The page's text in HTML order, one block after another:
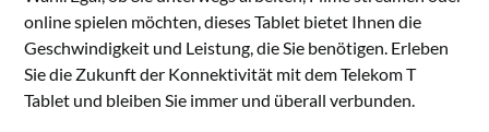
online spielen möchten, dieses Tablet bietet Ihnen die
Geschwindigkeit und Leistung, die Sie benötigen. Erleben
Sie die Zukunft der Konnektivität mit dem Telekom T
Tablet und bleiben Sie immer und überall verbunden.